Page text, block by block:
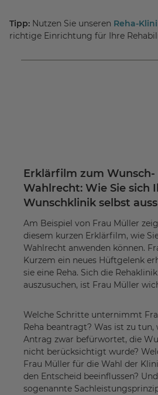
Tipp: Nutzen Sie unseren Reha-
richtige Einrichtung für Ihre
Erklärfilm zum Wunsch-
Wahlrecht: Wie Sie sich
Wunschklinik selbst
Am Beispiel von Frau Müller
diesem kurzen Erklärfilm, wie
Wahlrecht anwenden können.
Kurzem ein neues Hüftgelenk
sie eine Reha. Sich die
auszusuchen, ist Frau Müller
Welche Schritte unternimmt
Reha beantragt? Was ist zu tun,
Antrag zwar befürwortet, die
nicht berücksichtigt wurde?
Frau Müller für die Wahl der
den Entscheid beeinflussen?
sogenannte